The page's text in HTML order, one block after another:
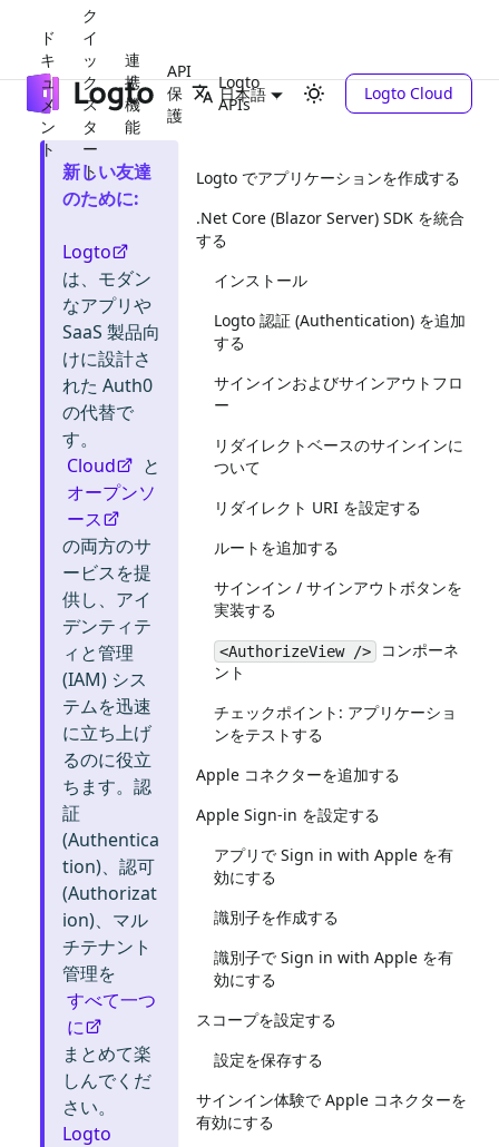
ド
キ
ュ
メ
ン
ト
ク
イ
ッ
ク
ス
タ
ー
ト
連
携
機
能
API
保
護
Logto
APIs
日本語 Logto Cloud
新しい友達
のために:
Logto
は、モダン
なアプリや
SaaS 製品向
けに設計さ
れた Auth0
の代替で
す。
Cloud
と
オープンソ
ース
の両方のサ
ービスを提
供し、アイ
デンティテ
ィと管理
(IAM) シス
テムを迅速
に立ち上げ
るのに役立
ちます。認
証
(Authentica
tion)、認可
(Authorizat
ion)、マル
チテナント
管理を
すべて一つ
に
まとめて楽
しんでくだ
さい。
Logto
Logto でアプリケーションを作成する
.Net Core (Blazor Server) SDK を統合
する
インストール
Logto 認証 (Authentication) を追加
する
サインインおよびサインアウトフロ
ー
リダイレクトベースのサインインに
ついて
リダイレクト URI を設定する
ルートを追加する
サインイン / サインアウトボタンを
実装する
<AuthorizeView />
コンポーネ
ント
チェックポイント: アプリケーショ
ンをテストする
Apple コネクターを追加する
Apple Sign-in を設定する
アプリで Sign in with Apple を有
効にする
識別子を作成する
識別子で Sign in with Apple を有
効にする
スコープを設定する
設定を保存する
サインイン体験で Apple コネクターを
有効にする